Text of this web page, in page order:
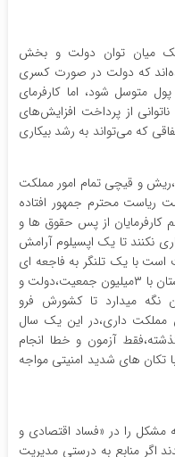
میان توان دولت و بخش
که دولت در صورت کسری
متوسل شود، اما کارفرمای
از پرداخت افزایش‌های
که می‌تواند به رشد بیکاری
و قیچی تمام امور مملکت
ریاست محترم جمهور افتاده
از پس حقوق ها و
نکنند تا یک اپسیلوم آرامش
با یک تلنگر به فاجعه ای
بسیار بد و جبران ناپذیر تبدیل نشود،ترکمنستان با ۳میلیون جمعیت،دولت و
نگه میدارد تا کشورش فرو
مملکت داری،در این یک سال
آزمون و خطا انجام
تکان های شدید امنیتی مواجه
مشکل را در «فساد اقتصادی و
اگر منابع به درستی مدیریت